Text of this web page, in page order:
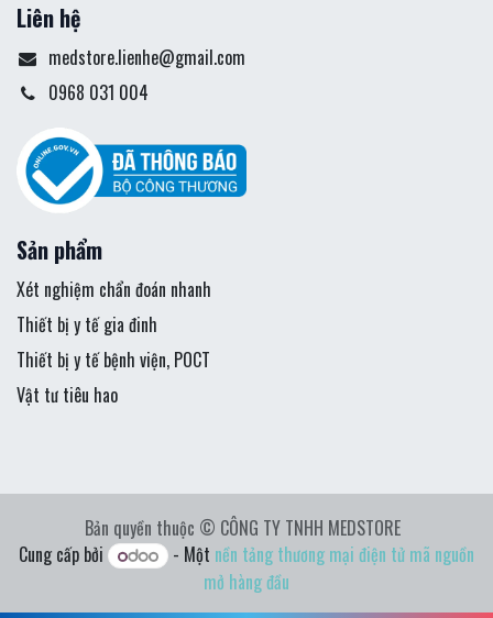
Liên hệ
medstore.lienhe@gmail.com
0968 031 004
Sản phẩm
Xét nghiệm chẩn đoán nhanh
Thiết bị y tế gia đinh
Thiết bị y tế bệnh viện, POCT
Vật tư tiêu hao
Bản quyền thuộc © CÔNG TY TNHH MEDSTORE
Cung cấp bởi
- Một nền tảng thương mại điện tử mã nguồn
mở hàng đầu